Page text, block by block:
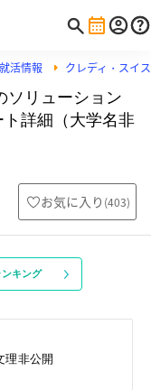
活情報 クレディ・スイ
ソリューション
詳細（大学名非
お気に入り (403)
キング
理非公開